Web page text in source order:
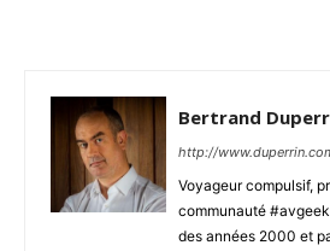
Bertrand
http://
Voyageur compulsif,
communauté
des années 2000 et